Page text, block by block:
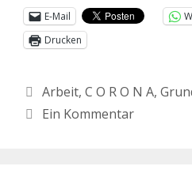
E-Mail
Drucken
Arbeit, C O R O N A,
Ein Kommentar